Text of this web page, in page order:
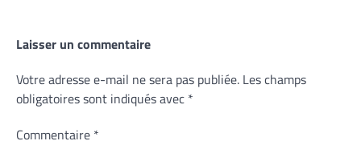
Laisser un commentaire
Votre adresse e-mail ne sera pas publiée. Les champs
obligatoires sont indiqués avec *
Commentaire *